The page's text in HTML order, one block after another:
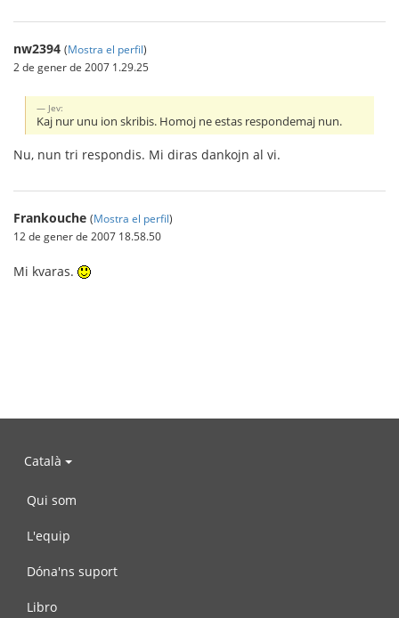
nw2394 (Mostra el perfil)
2 de gener de 2007 1.29.25
Jev:
Kaj nur unu ion skribis. Homoj ne estas respondemaj nun.
Nu, nun tri respondis. Mi diras dankojn al vi.
Frankouche (Mostra el perfil)
12 de gener de 2007 18.58.50
Mi kvaras.
Català
Qui som
L'equip
Dóna'ns suport
Libro